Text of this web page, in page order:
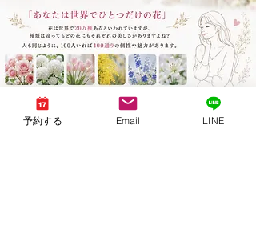
予約する Email LINE